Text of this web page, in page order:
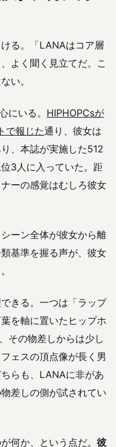
る。「LANAはコア層
よく聞く見立てだ。こ
い。
にいる。 HIPHOPCsが
で報じた通り、彼女は
、本誌が実施した512
3人に入っていた。距
ーの感覚はむしろ彼女
ーン全体が彼女から離
基準を握る声が、彼女
きる。一つは「ラップ
を軸に置いたヒップホ
その物差しからは少し
ェスの頂点像が長く男
らも、LANAに非があ
差しの側が試されてい
何か、という点だ。 彼